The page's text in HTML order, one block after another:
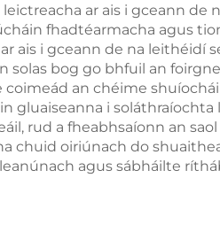
ar ais i gceann de
fhadtéarmacha agus
ais i gceann de na leithéidí
solas bog go bhfuil an
coimeád an chéime
gluaiseanna i
rud a fheabhsaíonn an
chuid oiriúnach do
agus sábháilte